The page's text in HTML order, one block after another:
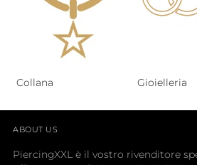
Collana Gioielleria
ABOUT US
PiercingXXL è il vostro rivenditore